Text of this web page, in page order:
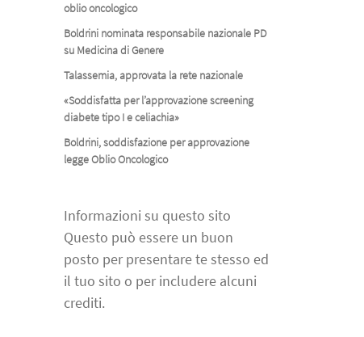
oblio oncologico
Boldrini nominata responsabile nazionale PD
su Medicina di Genere
Talassemia, approvata la rete nazionale
«Soddisfatta per l’approvazione screening
diabete tipo I e celiachia»
Boldrini, soddisfazione per approvazione
legge Oblio Oncologico
Informazioni su questo sito
Questo può essere un buon
posto per presentare te stesso ed
il tuo sito o per includere alcuni
crediti.